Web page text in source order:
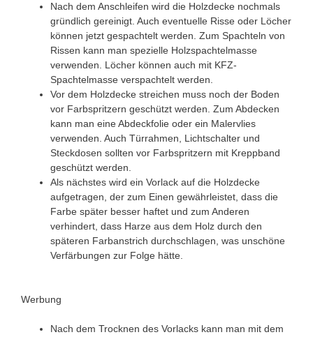
Nach dem Anschleifen wird die Holzdecke nochmals
gründlich gereinigt. Auch eventuelle Risse oder Löcher
können jetzt gespachtelt werden. Zum Spachteln von
Rissen kann man spezielle Holzspachtelmasse
verwenden. Löcher können auch mit KFZ-
Spachtelmasse verspachtelt werden.
Vor dem Holzdecke streichen muss noch der Boden
vor Farbspritzern geschützt werden. Zum Abdecken
kann man eine Abdeckfolie oder ein Malervlies
verwenden. Auch Türrahmen, Lichtschalter und
Steckdosen sollten vor Farbspritzern mit Kreppband
geschützt werden.
Als nächstes wird ein Vorlack auf die Holzdecke
aufgetragen, der zum Einen gewährleistet, dass die
Farbe später besser haftet und zum Anderen
verhindert, dass Harze aus dem Holz durch den
späteren Farbanstrich durchschlagen, was unschöne
Verfärbungen zur Folge hätte.
Werbung
Nach dem Trocknen des Vorlacks kann man mit dem